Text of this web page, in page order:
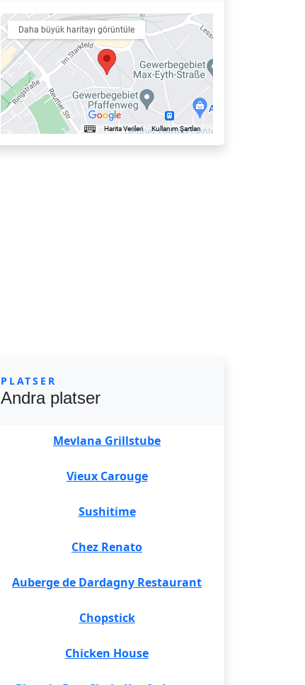
PLATSER
Andra platser
Mevlana Grillstube
Vieux Carouge
Sushitime
Chez Renato
Auberge de Dardagny Restaurant
Chopstick
Chicken House